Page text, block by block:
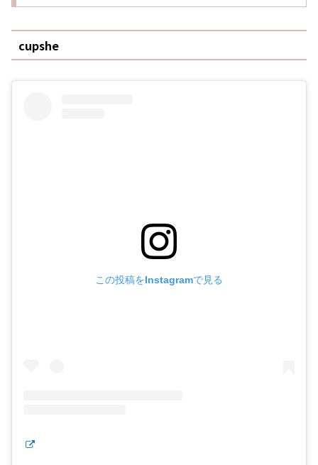
cupshe
この投稿をInstagramで見る